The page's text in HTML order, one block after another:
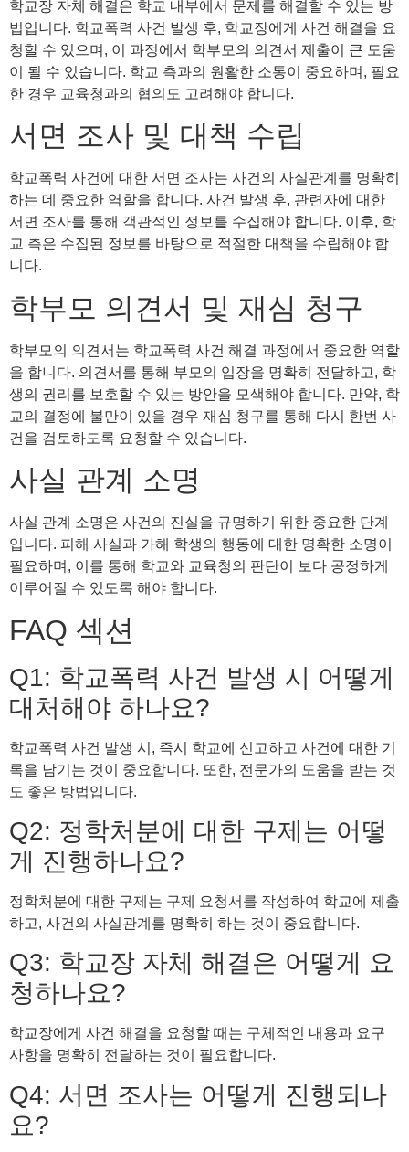
학교장 자체 해결은 학교 내부에서 문제를 해결할 수 있는 방
법입니다. 학교폭력 사건 발생 후, 학교장에게 사건 해결을 요
청할 수 있으며, 이 과정에서 학부모의 의견서 제출이 큰 도움
이 될 수 있습니다. 학교 측과의 원활한 소통이 중요하며, 필요
한 경우 교육청과의 협의도 고려해야 합니다.
서면 조사 및 대책 수립
학교폭력 사건에 대한 서면 조사는 사건의 사실관계를 명확히
하는 데 중요한 역할을 합니다. 사건 발생 후, 관련자에 대한
서면 조사를 통해 객관적인 정보를 수집해야 합니다. 이후, 학
교 측은 수집된 정보를 바탕으로 적절한 대책을 수립해야 합
니다.
학부모 의견서 및 재심 청구
학부모의 의견서는 학교폭력 사건 해결 과정에서 중요한 역할
을 합니다. 의견서를 통해 부모의 입장을 명확히 전달하고, 학
생의 권리를 보호할 수 있는 방안을 모색해야 합니다. 만약, 학
교의 결정에 불만이 있을 경우 재심 청구를 통해 다시 한번 사
건을 검토하도록 요청할 수 있습니다.
사실 관계 소명
사실 관계 소명은 사건의 진실을 규명하기 위한 중요한 단계
입니다. 피해 사실과 가해 학생의 행동에 대한 명확한 소명이
필요하며, 이를 통해 학교와 교육청의 판단이 보다 공정하게
이루어질 수 있도록 해야 합니다.
FAQ 섹션
Q1: 학교폭력 사건 발생 시 어떻게
대처해야 하나요?
학교폭력 사건 발생 시, 즉시 학교에 신고하고 사건에 대한 기
록을 남기는 것이 중요합니다. 또한, 전문가의 도움을 받는 것
도 좋은 방법입니다.
Q2: 정학처분에 대한 구제는 어떻
게 진행하나요?
정학처분에 대한 구제는 구제 요청서를 작성하여 학교에 제출
하고, 사건의 사실관계를 명확히 하는 것이 중요합니다.
Q3: 학교장 자체 해결은 어떻게 요
청하나요?
학교장에게 사건 해결을 요청할 때는 구체적인 내용과 요구
사항을 명확히 전달하는 것이 필요합니다.
Q4: 서면 조사는 어떻게 진행되나
요?